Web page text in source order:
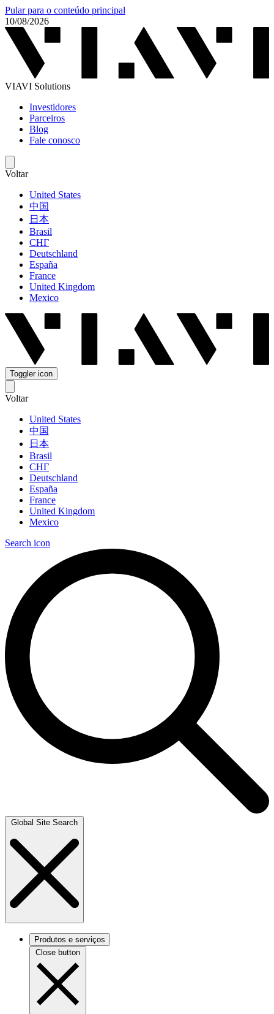
Pular para o conteúdo principal
10/08/2026
VIAVI Solutions
Investidores
Parceiros
Blog
Fale conosco
Voltar
United States
中国
日本
Brasil
СНГ
Deutschland
España
France
United Kingdom
Mexico
Toggler icon
Voltar
United States
中国
日本
Brasil
СНГ
Deutschland
España
France
United Kingdom
Mexico
Search icon
Global Site Search
Produtos e serviços
Close button